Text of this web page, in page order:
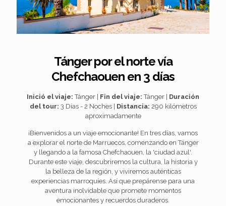
Tánger por el norte vía
Chefchaouen en 3 días
Inició el viaje: Tánger | Fin del viaje: Tánger | Duración
del tour: 3 Días - 2 Noches | Distancia: 290 kilómetros
aproximadamente
¡Bienvenidos a un viaje emocionante! En tres días, vamos
a explorar el norte de Marruecos, comenzando en Tánger
y llegando a la famosa Chefchaouen, la 'ciudad azul'.
Durante este viaje, descubriremos la cultura, la historia y
la belleza de la región, y viviremos auténticas
experiencias marroquíes. Así que prepárense para una
aventura inolvidable que promete momentos
emocionantes y recuerdos duraderos.